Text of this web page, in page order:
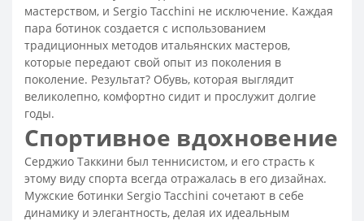
Модные и стильные туфли
Классические черные туфли мужские
Модные мужские туфли на весну
Повседневные туфли мужские из натуральной кожи
Мужские бордовые туфли
Мужские туфли с перфорацией
Мужские туфли под костюм
Мужские остроносые туфли
Мужская обувь под костюм
Мужские свадебные туфли
Летняя мужская классическая обувь
мастерством, и Sergio Tacchini не исключение. Каждая
пара ботинок создается с использованием
традиционных методов итальянских мастеров,
которые передают свой опыт из поколения в
поколение. Результат? Обувь, которая выглядит
великолепно, комфортно сидит и прослужит долгие
годы.
Спортивное вдохновение
Серджио Таккини был теннисистом, и его страсть к
этому виду спорта всегда отражалась в его дизайнах.
Мужские ботинки Sergio Tacchini сочетают в себе
динамику и элегантность, делая их идеальным